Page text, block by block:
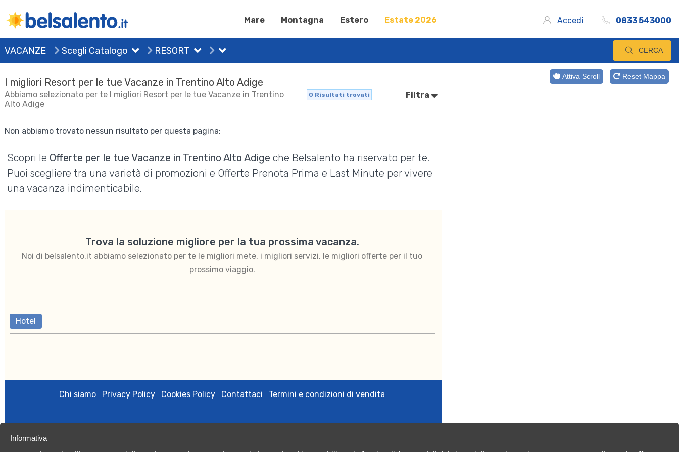
Mare Montagna Estero Estate 2026 Accedi 0833 543000
VACANZE Scegli Catalogo RESORT CERCA
I migliori Resort per le tue Vacanze in Trentino Alto Adige
Abbiamo selezionato per te I migliori Resort per le tue Vacanze in Trentino
Alto Adige
0 Risultati trovati Filtra
Non abbiamo trovato nessun risultato per questa pagina:
Scopri le Offerte per le tue Vacanze in Trentino Alto Adige che Belsalento ha riservato per te.
Puoi scegliere tra una varietà di promozioni e Offerte Prenota Prima e Last Minute per vivere
una vacanza indimenticabile.
Trova la soluzione migliore per la tua prossima vacanza.
Noi di belsalento.it abbiamo selezionato per te le migliori mete, i migliori servizi, le migliori offerte per il tuo
prossimo viaggio.
Hotel
Chi siamo Privacy Policy Cookies Policy Contattaci Termini e condizioni di vendita
licenza amministrativa n.0079508 del 27/10/2020; Registro Imprese CCIAA di Lecce n. 05108640755 - Numero REA: LE - 342564;
Attiva Scroll Reset Mappa
Informativa